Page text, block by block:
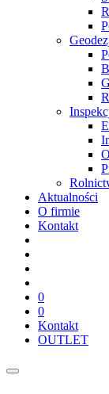
Aktualności
O firmie
Kontakt
0
0
Kontakt
OUTLET